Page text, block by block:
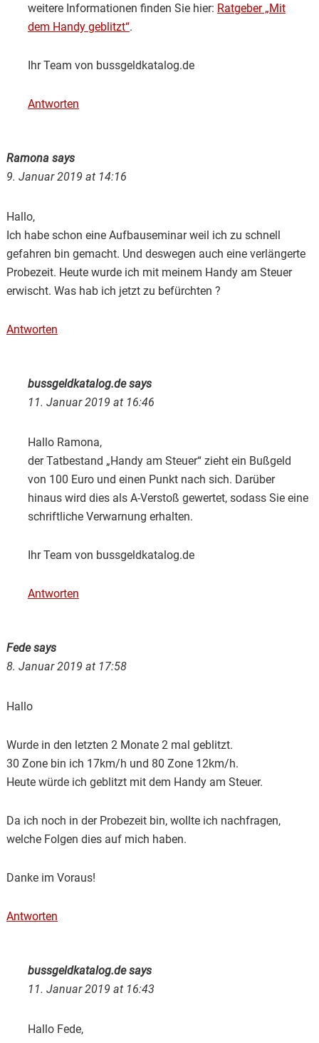
weitere Informationen finden Sie hier: Ratgeber „Mit
dem Handy geblitzt“.
Ihr Team von bussgeldkatalog.de
Antworten
Ramona says
9. Januar 2019 at 14:16
Hallo,
Ich habe schon eine Aufbauseminar weil ich zu schnell
gefahren bin gemacht. Und deswegen auch eine verlängerte
Probezeit. Heute wurde ich mit meinem Handy am Steuer
erwischt. Was hab ich jetzt zu befürchten ?
Antworten
bussgeldkatalog.desays
11. Januar 2019 at 16:46
Hallo Ramona,
der Tatbestand „Handy am Steuer“ zieht ein Bußgeld
von 100 Euro und einen Punkt nach sich. Darüber
hinaus wird dies als A-Verstoß gewertet, sodass Sie eine
schriftliche Verwarnung erhalten.
Ihr Team von bussgeldkatalog.de
Antworten
Fedesays
8. Januar 2019 at 17:58
Hallo
Wurde in den letzten 2 Monate 2 mal geblitzt.
30 Zone bin ich 17km/h und 80 Zone 12km/h.
Heute würde ich geblitzt mit dem Handy am Steuer.
Da ich noch in der Probezeit bin, wollte ich nachfragen,
welche Folgen dies auf mich haben.
Danke im Voraus!
Antworten
bussgeldkatalog.desays
11. Januar 2019 at 16:43
Hallo Fede,